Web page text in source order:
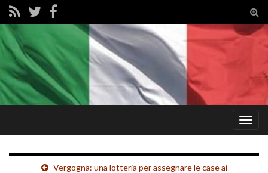
Vergogna: una lotteria per assegnare le case ai